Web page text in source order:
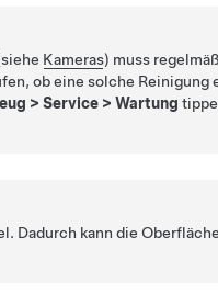
Kameras) muss
ob eine solche
>Service >Wartung
Dadurch kann die